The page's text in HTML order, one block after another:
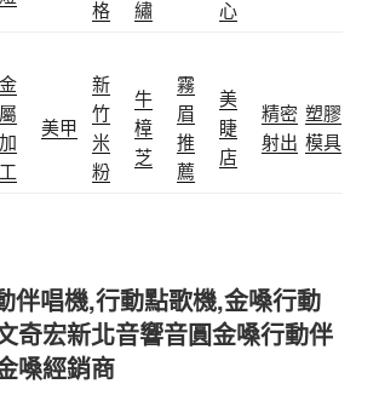
格
繡
心
金
屬
加
工
美甲
新
竹
米
粉
牛
樟
芝
霧
眉
推
薦
美
睫
店
精密
射出
塑膠
模具
伴唱機,行動點歌機,金嗓行動
奇宏新北音響音圓金嗓行動伴
嗓經銷商